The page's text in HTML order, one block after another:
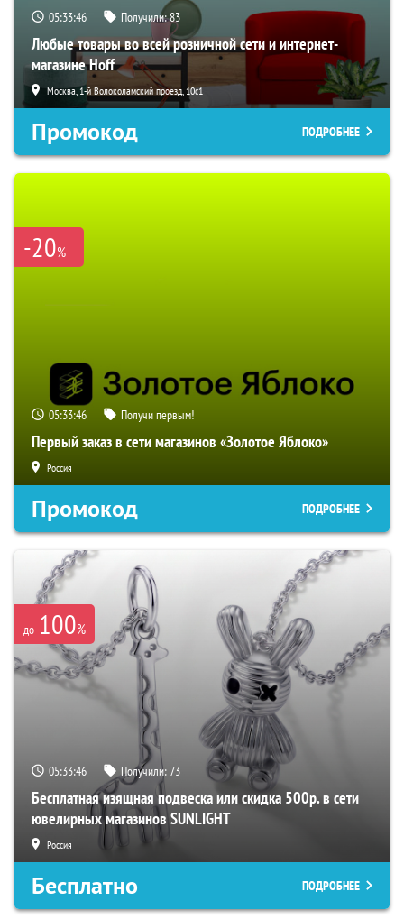
05:33:45 Получили:83
Любые товары во всей розничной сети и интернет-
магазине Hoff
Москва, 1-й Волоколамский проезд, 10с1
Промокод ПОДРОБНЕЕ
-20%
05:33:45 Получи первым!
Первый заказ в сети магазинов «Золотое Яблоко»
Россия
Промокод ПОДРОБНЕЕ
до 100%
05:33:45 Получили:73
Бесплатная изящная подвеска или скидка 500р. в сети
ювелирных магазинов SUNLIGHT
Россия
Бесплатно ПОДРОБНЕЕ